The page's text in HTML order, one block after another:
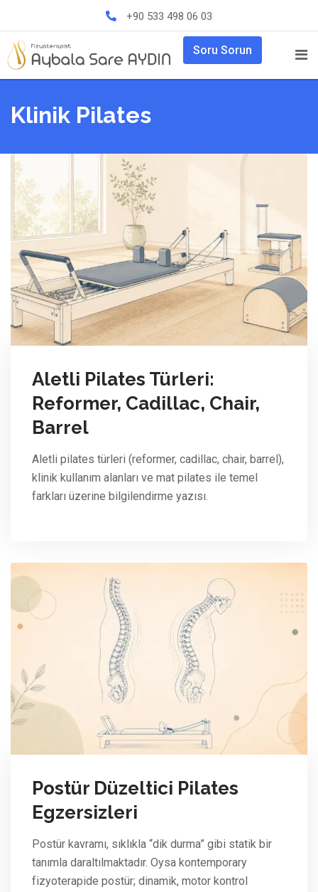
content
+90 533 498 06 03
Soru Sorun
Klinik Pilates
Aletli Pilates Türleri:
Reformer, Cadillac, Chair,
Barrel
Aletli pilates türleri (reformer, cadillac, chair, barrel),
klinik kullanım alanları ve mat pilates ile temel
farkları üzerine bilgilendirme yazısı.
Postür Düzeltici Pilates
Egzersizleri
Postür kavramı, sıklıkla “dik durma” gibi statik bir
tanımla daraltılmaktadır. Oysa kontemporary
fizyoterapide postür; dinamik, motor kontrol